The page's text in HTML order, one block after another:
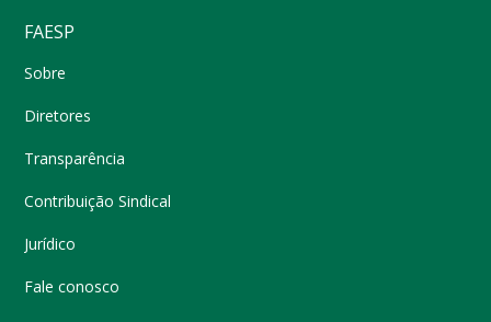
FAESP
Sobre
Diretores
Transparência
Contribuição Sindical
Jurídico
Fale conosco